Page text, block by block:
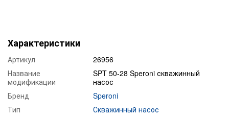
Характеристики
Артикул
26956
Название
модификации
SPT 50-28 Speroni скважинный
насос
Бренд
Speroni
Тип
Скважинный насос